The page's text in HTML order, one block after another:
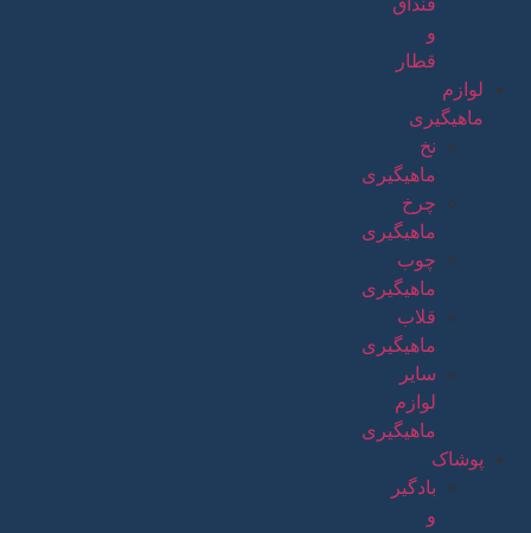
قنداق
و
قطار
لوازم
ماهیگیری
نخ
ماهیگیری
چرخ
ماهیگیری
چوب
ماهیگیری
قلاب
ماهیگیری
سایر
لوازم
ماهیگیری
پوشاک
بادگیر
و